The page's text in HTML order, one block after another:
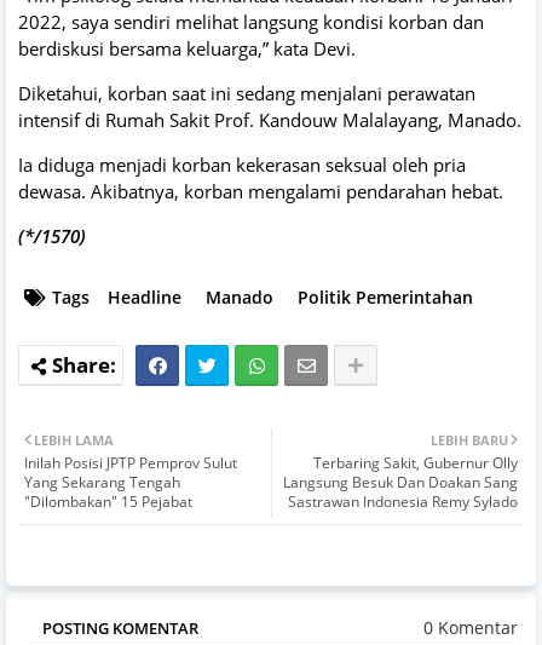
2022, saya sendiri melihat langsung kondisi korban dan
berdiskusi bersama keluarga,” kata Devi.
Diketahui, korban saat ini sedang menjalani perawatan
intensif di Rumah Sakit Prof. Kandouw Malalayang, Manado.
Ia diduga menjadi korban kekerasan seksual oleh pria
dewasa. Akibatnya, korban mengalami pendarahan hebat.
(*/1570)
Tags Headline Manado Politik Pemerintahan
LEBIH BARU
Terbaring Sakit, Gubernur Olly
Langsung Besuk Dan Doakan Sang
Sastrawan Indonesia Remy Sylado
LEBIH LAMA
Inilah Posisi JPTP Pemprov Sulut
Yang Sekarang Tengah
"Dilombakan" 15 Pejabat
POSTING KOMENTAR 0 Komentar